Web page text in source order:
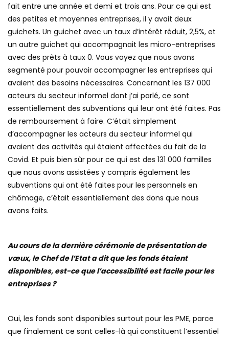
fait entre une année et demi et trois ans. Pour ce qui est
des petites et moyennes entreprises, il y avait deux
guichets. Un guichet avec un taux d’intérêt réduit, 2,5%, et
un autre guichet qui accompagnait les micro-entreprises
avec des prêts à taux 0. Vous voyez que nous avons
segmenté pour pouvoir accompagner les entreprises qui
avaient des besoins nécessaires. Concernant les 137 000
acteurs du secteur informel dont j’ai parlé, ce sont
essentiellement des subventions qui leur ont été faites. Pas
de remboursement à faire. C’était simplement
d’accompagner les acteurs du secteur informel qui
avaient des activités qui étaient affectées du fait de la
Covid. Et puis bien sûr pour ce qui est des 131 000 familles
que nous avons assistées y compris également les
subventions qui ont été faites pour les personnels en
chômage, c’était essentiellement des dons que nous
avons faits.
Au cours de la dernière cérémonie de présentation de
vœux, le Chef de l’Etat a dit que les fonds étaient
disponibles, est-ce que l’accessibilité est facile pour les
entreprises ?
Oui, les fonds sont disponibles surtout pour les PME, parce
que finalement ce sont celles-là qui constituent l’essentiel